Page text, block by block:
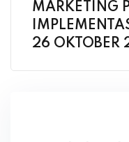
MARKETING
26 OKTOBER